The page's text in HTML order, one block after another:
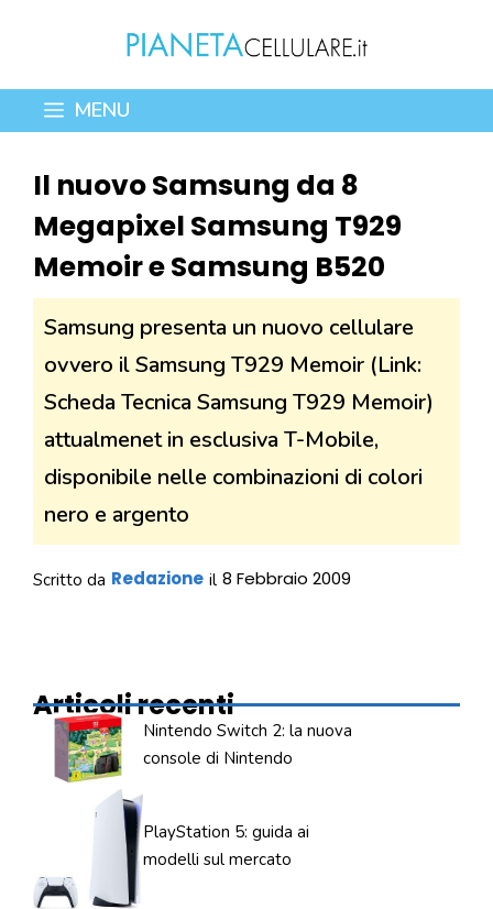
contenuto
MENU
Il nuovo Samsung da 8
Megapixel Samsung T929
Memoir e Samsung B520
Samsung presenta un nuovo cellulare
ovvero il Samsung T929 Memoir (Link:
Scheda Tecnica Samsung T929 Memoir)
attualmenet in esclusiva T-Mobile,
disponibile nelle combinazioni di colori
nero e argento
Scritto da Redazione il 8 Febbraio 2009
Articoli recenti
Nintendo Switch 2: la nuova
console di Nintendo
PlayStation 5: guida ai
modelli sul mercato